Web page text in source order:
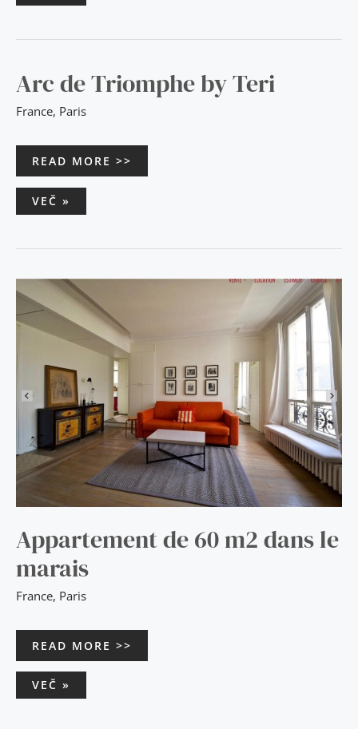
Arc de Triomphe by Teri
France, Paris
READ MORE >>
DE
TRIOMPHE
BY
TERI
VEČ »
Appartement de 60 m2 dans le
marais
France, Paris
READ MORE >>
APPARTEMENT
60
M2
DANS
MARAIS
VEČ »